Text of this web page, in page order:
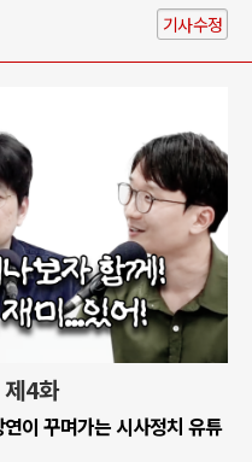
기사수정
4화
이 꾸며가는 시사정치 유튜